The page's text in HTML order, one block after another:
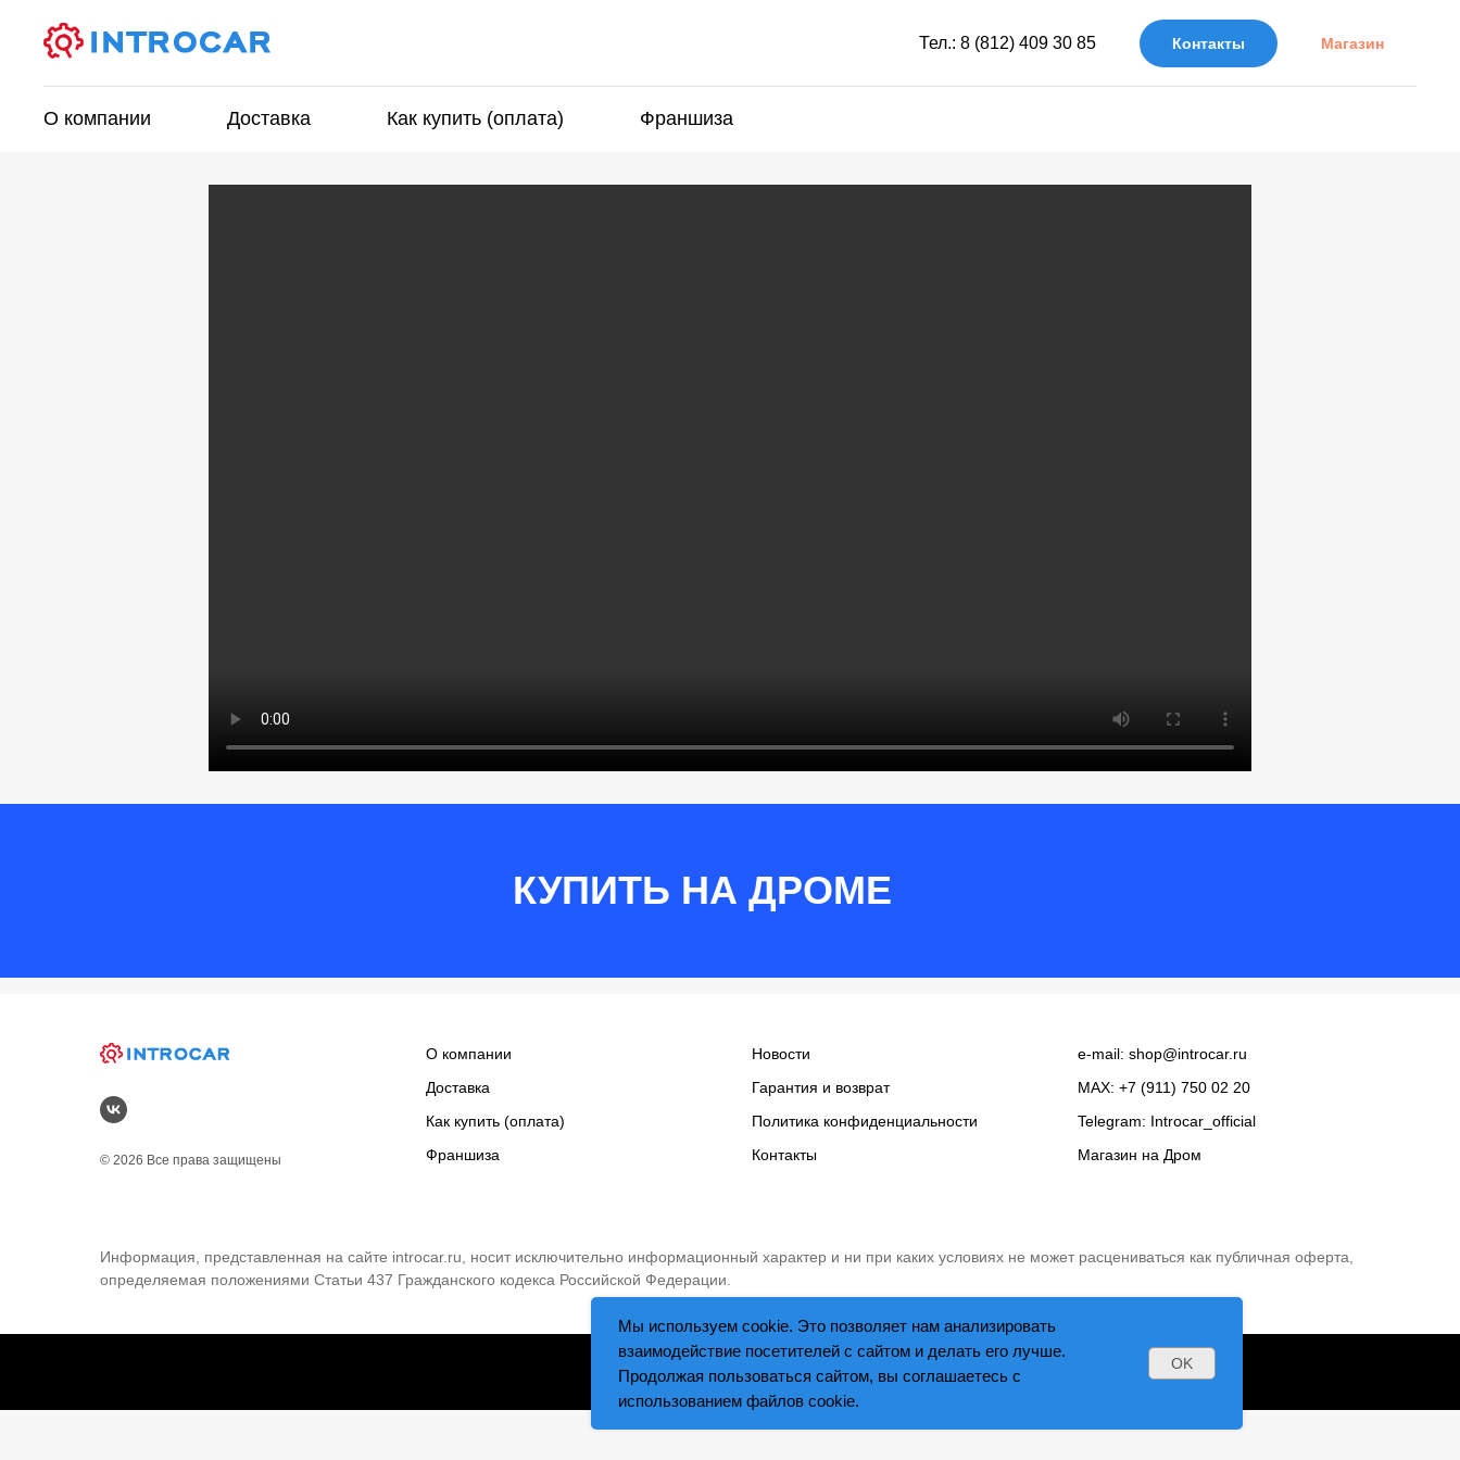
Тел.: 8 (812) 409 30 85 Контакты Магазин
О компании Доставка Как купить (оплата) Франшиза
КУПИТЬ НА ДРОМЕ
© 2026 Все права защищены
О компании
Доставка
Как купить (оплата)
Франшиза
Новости
Гарантия и возврат
Политика конфиденциальности
Контакты
e-mail: shop@introcar.ru
MAX: +7 (911) 750 02 20
Telegram: Introcar_official
Магазин на Дром
Информация, представленная на сайте introcar.ru, носит исключительно информационный характер и ни при каких условиях не может расцениваться как публичная оферта,
определяемая положениями Статьи 437 Гражданского кодекса Российской Федерации.
Мы используем cookie. Это позволяет нам анализировать
взаимодействие посетителей с сайтом и делать его лучше.
Продолжая пользоваться сайтом, вы соглашаетесь с
использованием файлов cookie.
OK
Made on Tilda